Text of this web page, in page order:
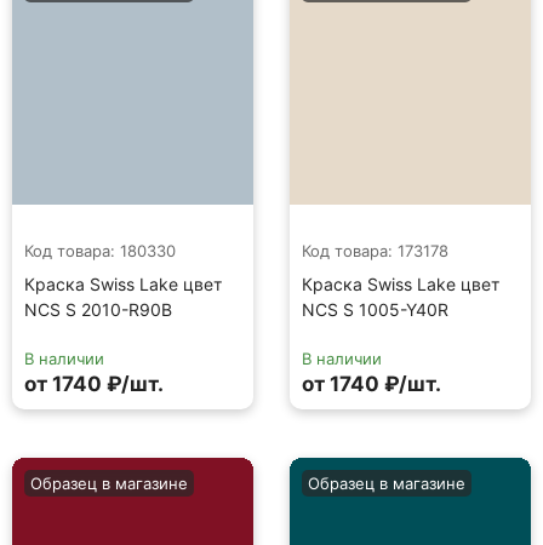
Код товара: 180330
Краска Swiss Lake цвет
NCS S 2010-R90B
В наличии
от 1740 ₽/шт.
Код товара: 173178
Краска Swiss Lake цвет
NCS S 1005-Y40R
В наличии
от 1740 ₽/шт.
Образец в магазине Образец в магазине